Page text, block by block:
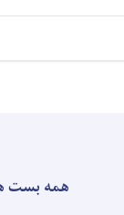
همه بست